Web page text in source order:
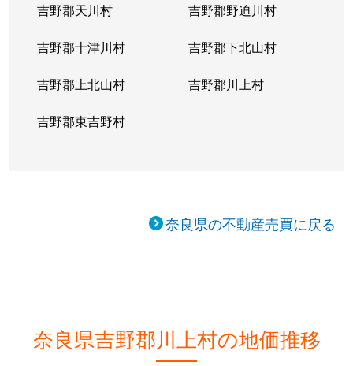
吉野郡天川村 吉野郡野迫川村
吉野郡十津川村 吉野郡下北山村
吉野郡上北山村 吉野郡川上村
吉野郡東吉野村
奈良県の不動産売買に戻る
奈良県吉野郡川上村の地価推移